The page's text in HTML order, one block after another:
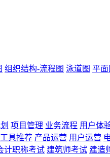
组织结构-流程图 泳道图 平面
项目管理 业务流程 用户体
工具推荐 产品运营 用户运营
计职称考试 建筑师考试 建造